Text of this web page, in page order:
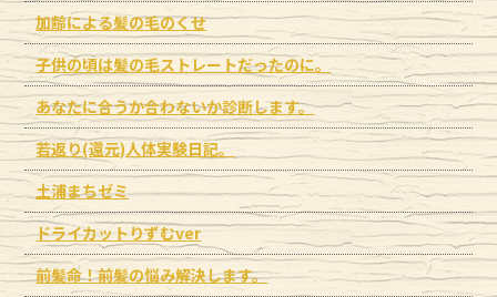
加齢による髪の毛のくせ
子供の頃は髪の毛ストレートだったのに。
あなたに合うか合わないか診断します。
若返り(還元)人体実験日記。
土浦まちゼミ
ドライカットりずむver
前髪命！前髪の悩み解決します。